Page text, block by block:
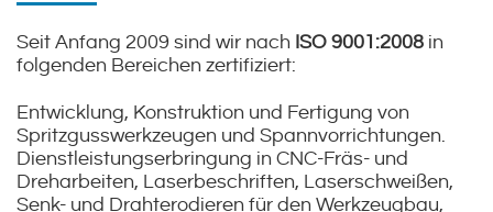
Seit Anfang 2009 sind wir nach ISO 9001:2008 in
folgenden Bereichen zertifiziert:
Entwicklung, Konstruktion und Fertigung von
Spritzgusswerkzeugen und Spannvorrichtungen.
Dienstleistungserbringung in CNC-Fräs- und
Dreharbeiten, Laserbeschriften, Laserschweißen,
Senk- und Drahterodieren für den Werkzeugbau,